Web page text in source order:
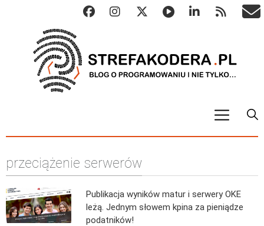
ALGO
Metody numeryczne
Algorytmy sortowania
przeciążenie serwerów
Publikacja wyników matur i serwery OKE
leżą. Jednym słowem kpina za pieniądze
podatników!